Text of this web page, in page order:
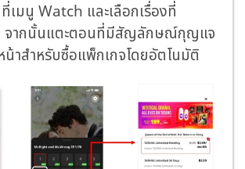
เมนู Watch และเลือกเรื่องที่
จากนั้นแตะตอนที่มีสัญลักษณ์กุญแจ
น้าสำหรับซื้อแพ็กเกจโดยอัตโนมัติ